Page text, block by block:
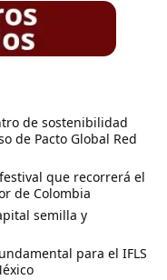
de sostenibilidad
de Pacto Global Red
que recorrerá el
de Colombia
semilla y
para el IFLS